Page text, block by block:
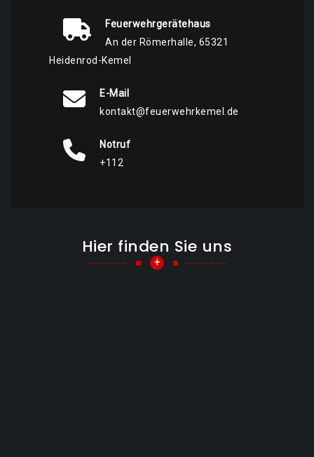
Feuerwehrgerätehaus
An der Römerhalle, 65321
Heidenrod-Kemel
E-Mail
kontakt@feuerwehrkemel.de
Notruf
+112
Hier finden Sie uns
+